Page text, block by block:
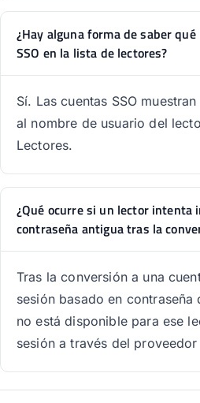
¿Hay alguna forma de saber
SSO en la lista de lectores?
Sí. Las cuentas SSO
al nombre de usuario del
Lectores.
¿Qué ocurre si un lector intenta
contraseña antigua tras la
Tras la conversión a una
sesión basado en
no está disponible para ese
sesión a través del proveedor